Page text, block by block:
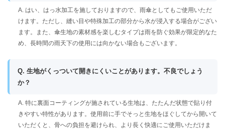
A. はい、はっ水加工を施しておりますので、雨傘としてもご使用いただ
けます。ただし、縫い目や特殊加工の部分から水が浸入する場合がござい
ます。また、傘生地の素材感を楽しむタイプは雨を防ぐ効果が限定的なた
め、長時間の雨天下の使用には向かない場合もございます。
Q. 生地がくっついて開きにくいことがあります。不良でしょう
か？
A. 特に裏面コーティングが施されている生地は、たたんだ状態で貼り付
きやすい特性があります。使用前に手でそっと生地をほぐしてから開いて
いただくと、骨への負担を避けられ、より長く快適にご使用いただけま